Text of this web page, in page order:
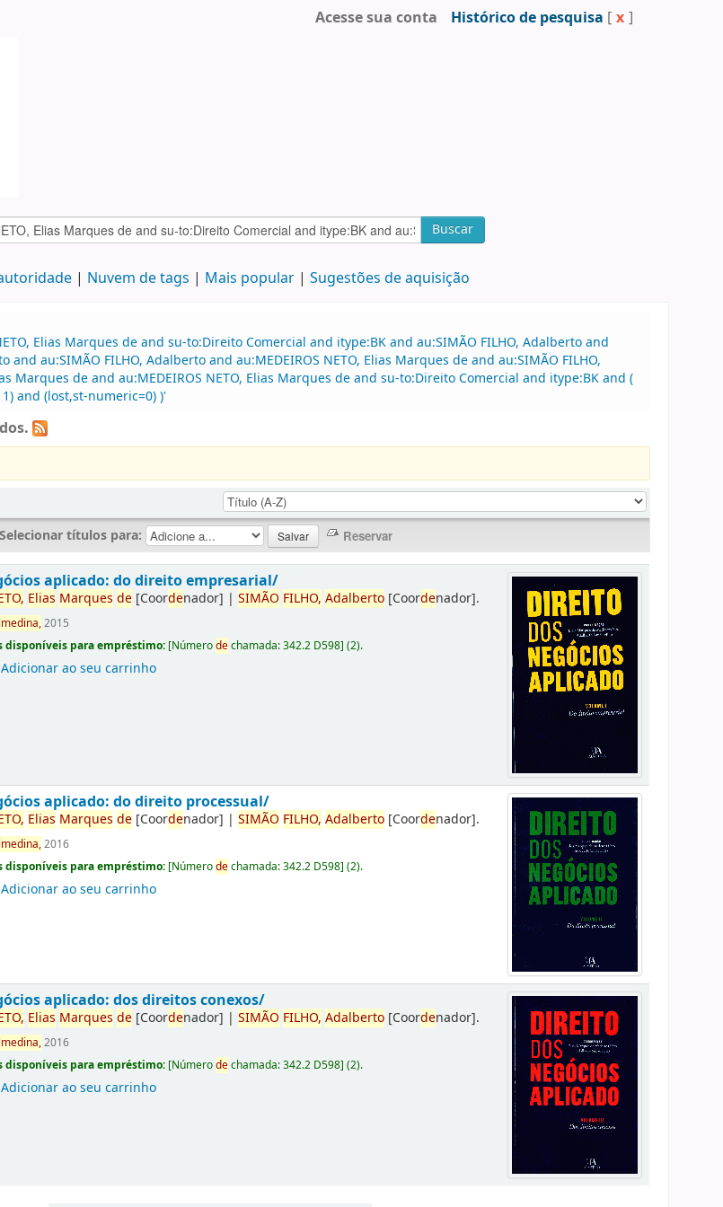
Acesse sua conta Histórico de pesquisa [ x ]
Buscar
Nuvem de tags Mais popular Sugestões de aquisição
Elias Marques de and su-to:Direito Comercial and itype:BK and au:SIMÃO FILHO, Adalberto and
au:SIMÃO FILHO, Adalberto and au:MEDEIROS NETO, Elias Marques de and au:SIMÃO FILHO,
Marques de and au:MEDEIROS NETO, Elias Marques de and su-to:Direito Comercial and itype:BK and (
and (lost,st-numeric=0) )'
Selecionar títulos para:
aplicado: do direito empresarial/
Elias Marques de [Coordenador] |SIMÃO FILHO, Adalberto [Coordenador].
2015
disponíveis para empréstimo: [Númerodechamada:342.2 D598](2).
Adicionar ao seu carrinho
aplicado: do direito processual/
Elias Marques de [Coordenador] |SIMÃO FILHO, Adalberto [Coordenador].
2016
disponíveis para empréstimo: [Númerodechamada:342.2 D598](2).
Adicionar ao seu carrinho
aplicado: dos direitos conexos/
Elias Marques de [Coordenador] |SIMÃO FILHO, Adalberto [Coordenador].
2016
disponíveis para empréstimo: [Númerodechamada:342.2 D598](2).
Adicionar ao seu carrinho